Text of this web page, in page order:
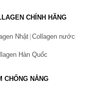
CHÍNH HÃNG
Nhật Collagen nước
Hàn Quốc
CHỐNG NẮNG